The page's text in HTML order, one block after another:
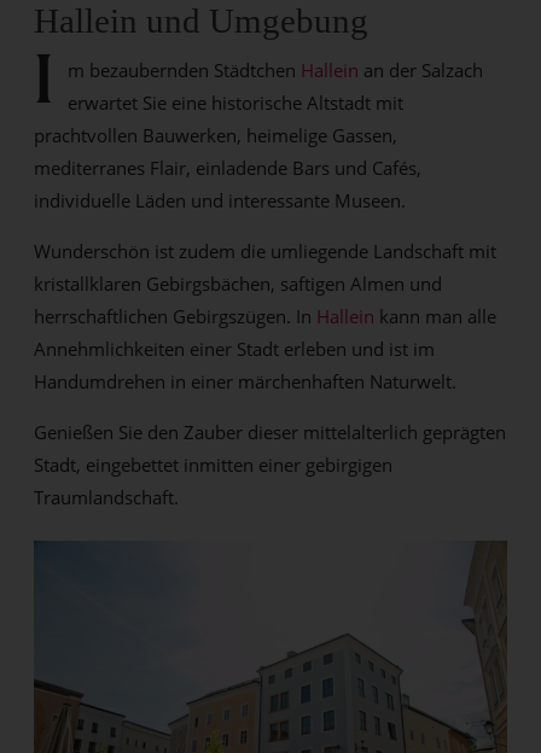
Hallein und Umgebung
I m bezaubernden Städtchen Hallein an der Salzach
erwartet Sie eine historische Altstadt mit
prachtvollen Bauwerken, heimelige Gassen,
mediterranes Flair, einladende Bars und Cafés,
individuelle Läden und interessante Museen.
Wunderschön ist zudem die umliegende Landschaft mit
kristallklaren Gebirgsbächen, saftigen Almen und
herrschaftlichen Gebirgszügen. In Hallein kann man alle
Annehmlichkeiten einer Stadt erleben und ist im
Handumdrehen in einer märchenhaften Naturwelt.
Genießen Sie den Zauber dieser mittelalterlich geprägten
Stadt, eingebettet inmitten einer gebirgigen
Traumlandschaft.